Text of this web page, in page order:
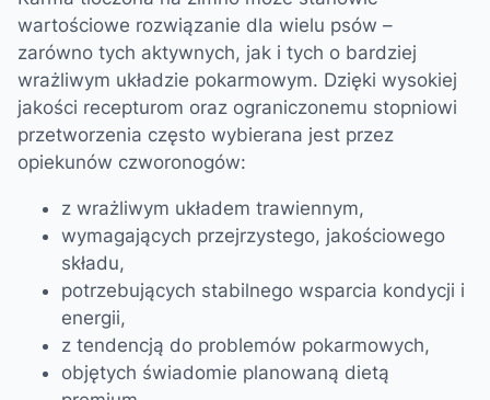
wartościowe rozwiązanie dla wielu psów –
zarówno tych aktywnych, jak i tych o bardziej
wrażliwym układzie pokarmowym. Dzięki wysokiej
jakości recepturom oraz ograniczonemu stopniowi
przetworzenia często wybierana jest przez
opiekunów czworonogów:
z wrażliwym układem trawiennym,
wymagających przejrzystego, jakościowego
składu,
potrzebujących stabilnego wsparcia kondycji i
energii,
z tendencją do problemów pokarmowych,
objętych świadomie planowaną dietą